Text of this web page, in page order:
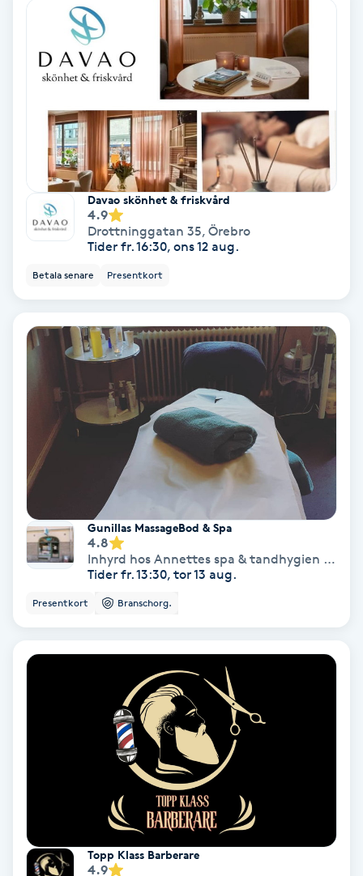
Skäggklippning
Skäggtrimmning
Slingor
Sockring
Spa
Spa manikyr & pedikyr
Spa-manikyr
Spraytan
Stylist
Sugaring
Svensk massage
Svettbehandling
Tuina-massage
Tatuering
Davao skönhet & friskvård
4.9
Drottninggatan 35, Örebro
Tider fr. 16:30, ons 12 aug.
Betala senare Presentkort
Gunillas MassageBod & Spa
4.8
Inhyrd hos Annettes spa & tandhygien Näbbtorgsgatan 20
Tider fr. 13:30, tor 13 aug.
Presentkort Branschorg.
Topp Klass Barberare
4.9